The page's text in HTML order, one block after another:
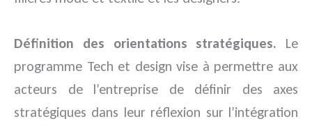
Définition des orientations stratégiques. Le
programme Tech et design vise à permettre aux
acteurs de l’entreprise de définir des axes
stratégiques dans leur réflexion sur l’intégration